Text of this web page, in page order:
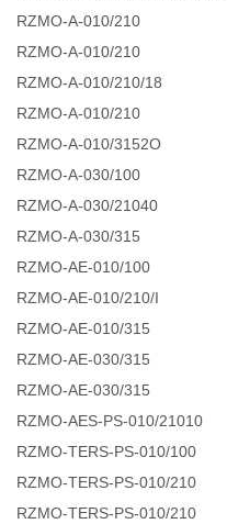
RZMO-A-010/210
RZMO-A-010/210
RZMO-A-010/210/18
RZMO-A-010/210
RZMO-A-010/3152O
RZMO-A-030/100
RZMO-A-030/21040
RZMO-A-030/315
RZMO-AE-010/100
RZMO-AE-010/210/I
RZMO-AE-010/315
RZMO-AE-030/315
RZMO-AE-030/315
RZMO-AES-PS-010/21010
RZMO-TERS-PS-010/100
RZMO-TERS-PS-010/210
RZMO-TERS-PS-010/210